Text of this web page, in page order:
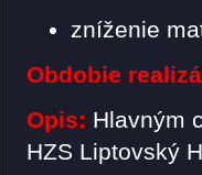
zníženie
Obdobie
Opis: Hlavným
HZS Liptovský